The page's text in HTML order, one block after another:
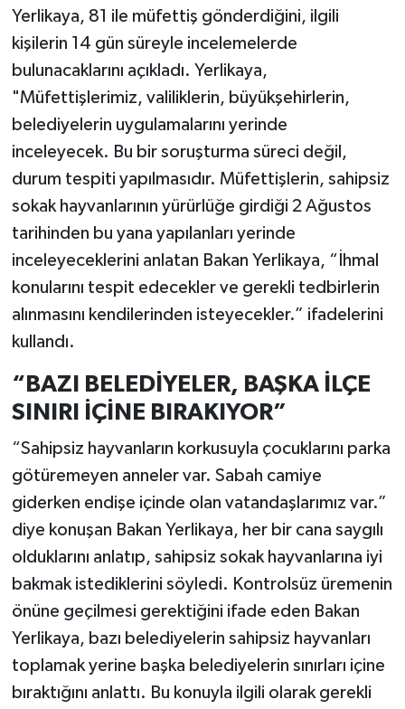
Yerlikaya, 81 ile müfettiş gönderdiğini, ilgili
kişilerin 14 gün süreyle incelemelerde
bulunacaklarını açıkladı. Yerlikaya,
"Müfettişlerimiz, valiliklerin, büyükşehirlerin,
belediyelerin uygulamalarını yerinde
inceleyecek. Bu bir soruşturma süreci değil,
durum tespiti yapılmasıdır. Müfettişlerin, sahipsiz
sokak hayvanlarının yürürlüğe girdiği 2 Ağustos
tarihinden bu yana yapılanları yerinde
inceleyeceklerini anlatan Bakan Yerlikaya, “İhmal
konularını tespit edecekler ve gerekli tedbirlerin
alınmasını kendilerinden isteyecekler.” ifadelerini
kullandı.
“BAZI BELEDİYELER, BAŞKA İLÇE
SINIRI İÇİNE BIRAKIYOR”
“Sahipsiz hayvanların korkusuyla çocuklarını parka
götüremeyen anneler var. Sabah camiye
giderken endişe içinde olan vatandaşlarımız var.”
diye konuşan Bakan Yerlikaya, her bir cana saygılı
olduklarını anlatıp, sahipsiz sokak hayvanlarına iyi
bakmak istediklerini söyledi. Kontrolsüz üremenin
önüne geçilmesi gerektiğini ifade eden Bakan
Yerlikaya, bazı belediyelerin sahipsiz hayvanları
toplamak yerine başka belediyelerin sınırları içine
bıraktığını anlattı. Bu konuyla ilgili olarak gerekli